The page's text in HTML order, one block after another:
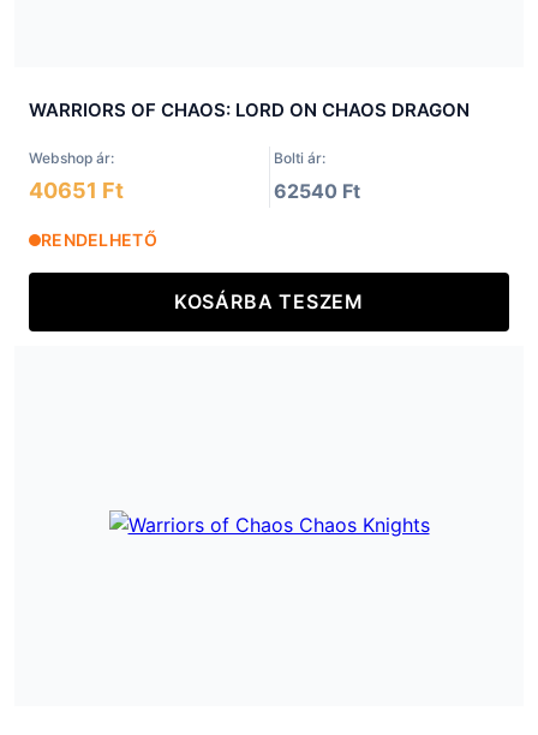
WARRIORS OF CHAOS: LORD ON CHAOS DRAGON
Webshop ár: Bolti ár:
40651 Ft 62540 Ft
RENDELHETŐ
KOSÁRBA TESZEM